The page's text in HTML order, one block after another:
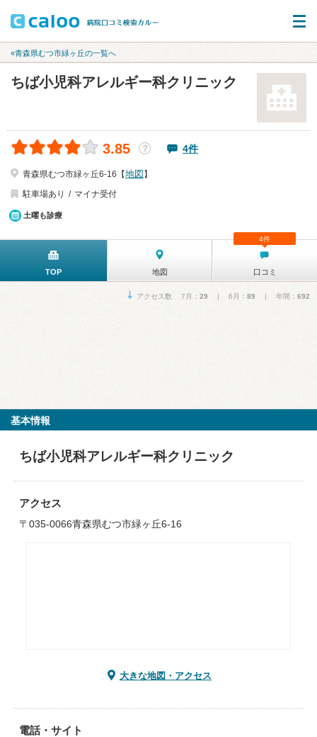
«青森県むつ市緑ヶ丘の一覧へ
ちば小児科アレルギー科クリニック
3.85 ？ 4件
青森県むつ市緑ヶ丘6-16【地図 】
駐車場あり
マイナ受付
土曜も診療
TOP 地図 口コミ
4件
アクセス数 7月： 29 | 6月： 89 | 年間： 692
基本情報
ちば小児科アレルギー科クリニック
アクセス
〒035-0066青森県むつ市緑ヶ丘6-16
大きな地図・アクセス
電話・サイト